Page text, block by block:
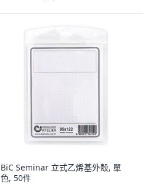
BiC Seminar 立式乙烯基外殼, 單
色, 50件